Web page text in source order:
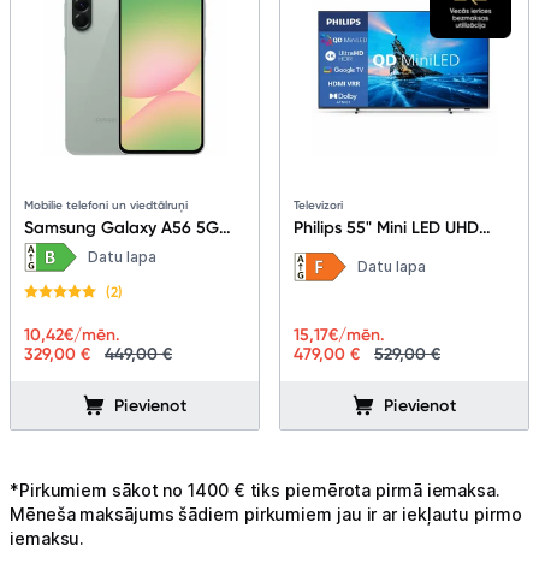
Mobilie telefoni un viedtālruņi
Samsung Galaxy A56 5G
8+128GB Awesome Olive
Datu lapa
(2)
329,00 € 449,00 €
10,42€/mēn.
Pievienot
Televizori
Philips 55" Mini LED UHD
Smart TV 55PML8709/12
Datu lapa
479,00 € 529,00 €
15,17€/mēn.
Pievienot
*Pirkumiem sākot no 1400 € tiks piemērota pirmā iemaksa.
Mēneša maksājums šādiem pirkumiem jau ir ar iekļautu pirmo
iemaksu.